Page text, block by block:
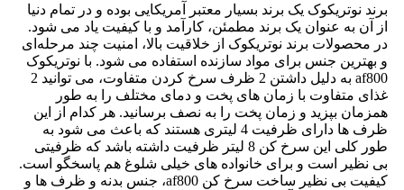
برند نوتریکوک یک برند بسیار معتبر آمریکایی بوده و در تمام دنیا
از آن به عنوان یک برند مطمئن، کارآمد و با کیفیت یاد می شود.
در محصولات برند نوتریکوک از خلاقیت بالا، امنیت چند مرحله‌ای
و بهترین جنس برای مواد سازنده استفاده می شود. با نوتریکوک
af800 به دلیل داشتن 2 ظرف سرخ کردن متفاوت، می توانید 2
غذای متفاوت با زمان های پخت و دمای مختلف را به طور
همزمان بپزید و زمان پخت را به نصف برسانید. هر کدام از این
ظرف ها دارای ظرفیت 4 لیتری هستند که باعث می شود به
طور کلی این سرخ کن 8 لیتر ظرفیت داشته باشد که ظرفیتی
بی نظیر است و برای خانواده های خیلی شلوغ هم پاسخگو است.
کیفیت بی نظیر ساخت سرخ کن af800، جنس بدنه و ظرف ها و